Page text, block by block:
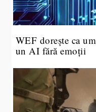
WEF dorește ca
un AI fără emoții